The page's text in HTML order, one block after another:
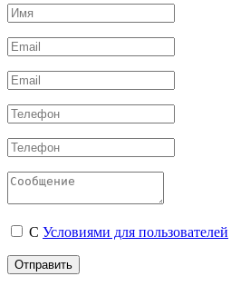
С Условиями для пользователей
Отправить